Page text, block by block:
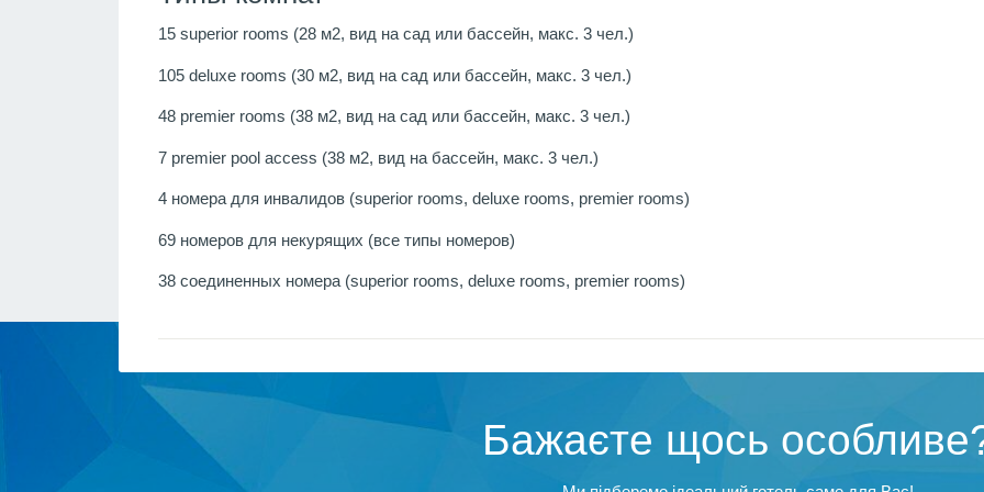
15 superior rooms (28 м2, вид на сад или бассейн, макс. 3 чел.)
105 deluxe rooms (30 м2, вид на сад или бассейн, макс. 3 чел.)
48 premier rooms (38 м2, вид на сад или бассейн, макс. 3 чел.)
7 premier pool access (38 м2, вид на бассейн, макс. 3 чел.)
4 номера для инвалидов (superior rooms, deluxe rooms, premier rooms)
69 номеров для некурящих (все типы номеров)
38 соединенных номера (superior rooms, deluxe rooms, premier rooms)
Бажаєте щось